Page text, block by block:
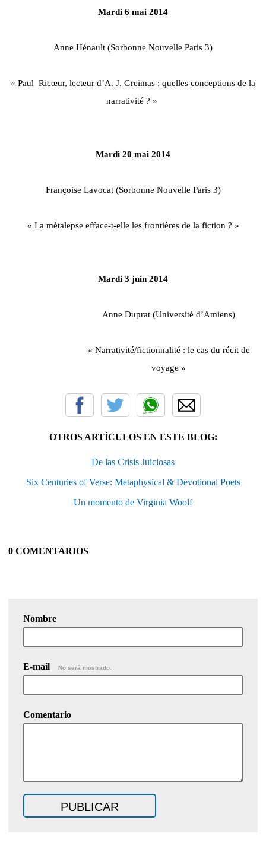
Mardi 6 mai 2014
Anne Hénault (Sorbonne Nouvelle Paris 3)
« Paul Ricœur, lecteur d’A. J. Greimas : quelles conceptions de la
narrativité ? »
Mardi 20 mai 2014
Françoise Lavocat (Sorbonne Nouvelle Paris 3)
« La métalepse efface-t-elle les frontières de la fiction ? »
Mardi 3 juin 2014
Anne Duprat (Université d’Amiens)
« Narrativité/fictionnalité : le cas du récit de
voyage »
OTROS ARTÍCULOS EN ESTE BLOG:
De las Crisis Juiciosas
Six Centuries of Verse: Metaphysical & Devotional Poets
Un momento de Virginia Woolf
0 COMENTARIOS
Nombre
E-mail No será mostrado.
Comentario